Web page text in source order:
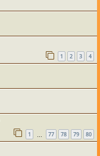
1 2 3 4
1 77 78 79 80